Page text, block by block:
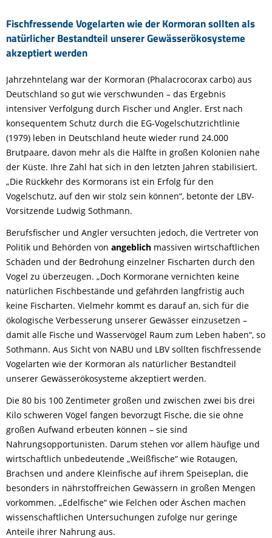
Fischfressende Vogelarten wie der Kormoran sollten als
natürlicher Bestandteil unserer Gewässerökosysteme
akzeptiert werden
Jahrzehntelang war der Kormoran (Phalacrocorax carbo) aus
Deutschland so gut wie verschwunden – das Ergebnis
intensiver Verfolgung durch Fischer und Angler. Erst nach
konsequentem Schutz durch die EG-Vogelschutzrichtlinie
(1979) leben in Deutschland heute wieder rund 24.000
Brutpaare, davon mehr als die Hälfte in großen Kolonien nahe
der Küste. Ihre Zahl hat sich in den letzten Jahren stabilisiert.
„Die Rückkehr des Kormorans ist ein Erfolg für den
Vogelschutz, auf den wir stolz sein können“, betonte der LBV-
Vorsitzende Ludwig Sothmann.
Berufsfischer und Angler versuchten jedoch, die Vertreter von
Politik und Behörden von angeblich massiven wirtschaftlichen
Schäden und der Bedrohung einzelner Fischarten durch den
Vogel zu überzeugen. „Doch Kormorane vernichten keine
natürlichen Fischbestände und gefährden langfristig auch
keine Fischarten. Vielmehr kommt es darauf an, sich für die
ökologische Verbesserung unserer Gewässer einzusetzen –
damit alle Fische und Wasservögel Raum zum Leben haben“, so
Sothmann. Aus Sicht von NABU und LBV sollten fischfressende
Vogelarten wie der Kormoran als natürlicher Bestandteil
unserer Gewässerökosysteme akzeptiert werden.
Die 80 bis 100 Zentimeter großen und zwischen zwei bis drei
Kilo schweren Vögel fangen bevorzugt Fische, die sie ohne
großen Aufwand erbeuten können – sie sind
Nahrungsopportunisten. Darum stehen vor allem häufige und
wirtschaftlich unbedeutende „Weißfische“ wie Rotaugen,
Brachsen und andere Kleinfische auf ihrem Speiseplan, die
besonders in nährstoffreichen Gewässern in großen Mengen
vorkommen. „Edelfische“ wie Felchen oder Äschen machen
wissenschaftlichen Untersuchungen zufolge nur geringe
Anteile ihrer Nahrung aus.